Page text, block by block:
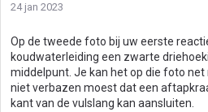
24 jan 2023
Op de tweede foto bij uw eerste
koudwaterleiding een zwarte
middelpunt. Je kan het op die foto
niet verbazen moest dat een
kant van de vulslang kan aansluiten.